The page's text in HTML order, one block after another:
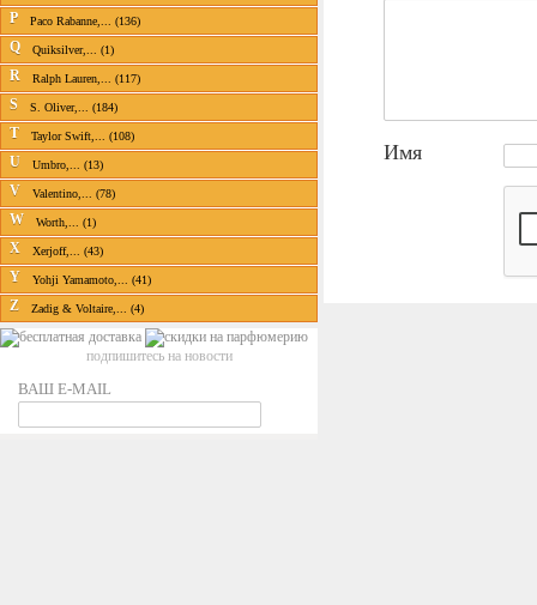
P Paco Rabanne,... (136)
Q Quiksilver,... (1)
R Ralph Lauren,... (117)
S S. Oliver,... (184)
T Taylor Swift,... (108)
U Umbro,... (13)
V Valentino,... (78)
W Worth,... (1)
X Xerjoff,... (43)
Y Yohji Yamamoto,... (41)
Z Zadig & Voltaire,... (4)
подпишитесь на новости
ВАШ E-MAIL
Имя